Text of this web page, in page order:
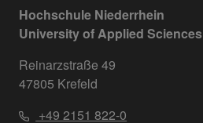
Hochschule Niederrhein
University of Applied Sciences
Reinarzstraße 49
47805 Krefeld
+49 2151 822-0